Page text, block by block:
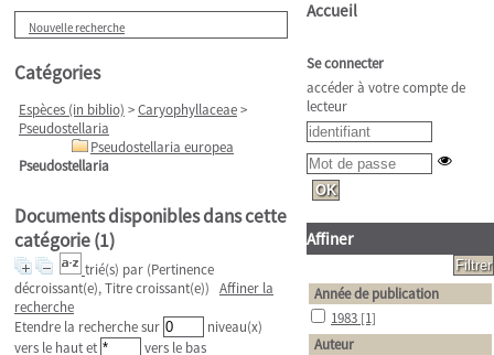
Nouvelle recherche
Catégories
Espèces (in biblio) >Caryophyllaceae>
Pseudostellaria
Pseudostellaria europea
Pseudostellaria
Documents disponibles dans cette
catégorie (1)
trié(s) par (Pertinence
décroissant(e), Titre croissant(e)) Affiner la
recherche
Etendre la recherche sur
niveau(x)
vers le haut et
vers le bas
Accueil
Se connecter
accéder à votre compte de
lecteur
Affiner
Année de publication
1983 [1]
Auteur